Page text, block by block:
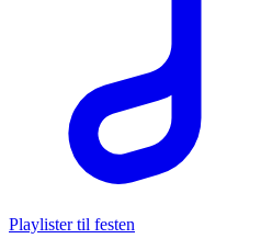
Playlister til festen